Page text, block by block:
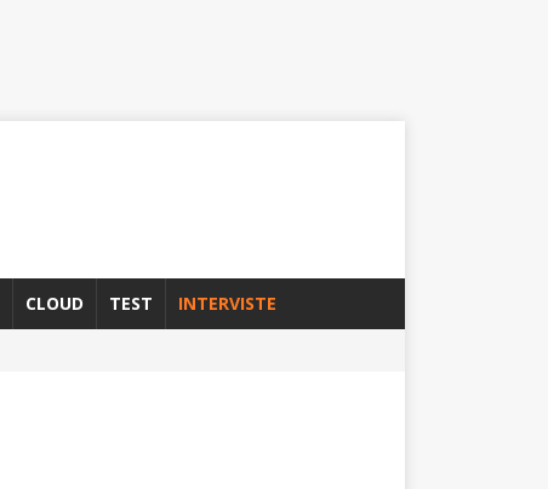
CLOUD TEST INTERVISTE